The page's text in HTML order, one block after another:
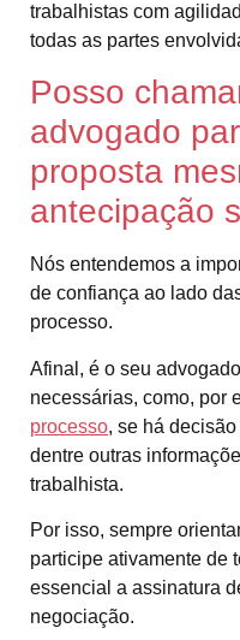
trabalhistas com
todas as partes
Posso
advogado
proposta
antecipação
Nós entendemos a
de confiança ao lado
processo.
Afinal, é o seu
necessárias, como, por
processo, se há
dentre outras
trabalhista.
Por isso, sempre
participe ativamente de
essencial a assinatura
negociação.